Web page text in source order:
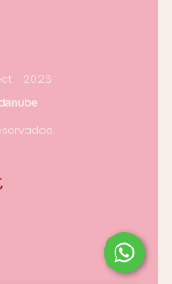
- 2026